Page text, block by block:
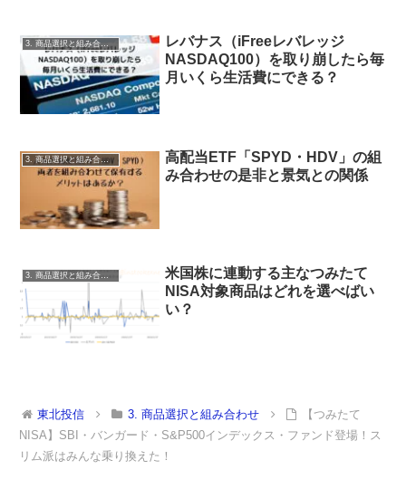
3. 商品選択と組み合わせ
レバナス（iFreeレバレッジ
NASDAQ100）を取り崩したら毎
月いくら生活費にできる？
3. 商品選択と組み合わせ
高配当ETF「SPYD・HDV」の組
み合わせの是非と景気との関係
3. 商品選択と組み合わせ
米国株に連動する主なつみたて
NISA対象商品はどれを選べばい
い？
東北投信 3. 商品選択と組み合わせ
【つみたて
NISA】SBI・バンガード・S&P500インデックス・ファンド登場！ス
リム派はみんな乗り換えた！